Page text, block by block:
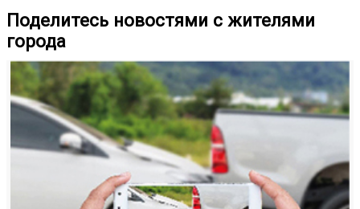
Поделитесь новостями с жителями
города